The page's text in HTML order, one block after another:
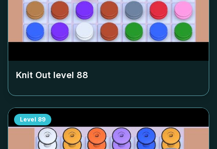
Knit Out level 88
Level 89